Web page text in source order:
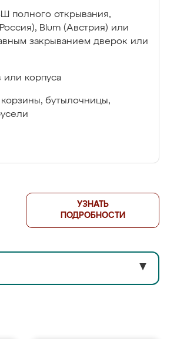
полного открывания,
Blum (Австрия) или
закрыванием дверок или
или корпуса
бутылочницы,
УЗНАТЬ
ПОДРОБНОСТИ
▼